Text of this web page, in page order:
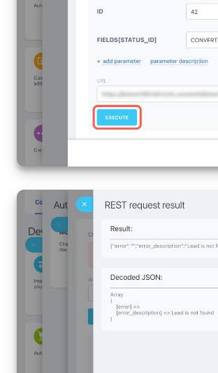
Les paramètres peuvent varier selon les